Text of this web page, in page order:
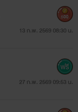
13 ก.พ. 2569 08:30 น.
500
27 ก.พ. 2569 09:53 น.